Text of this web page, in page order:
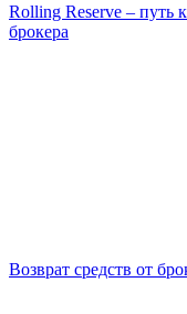
Rolling Reserve – путь
брокера
Возврат средств от